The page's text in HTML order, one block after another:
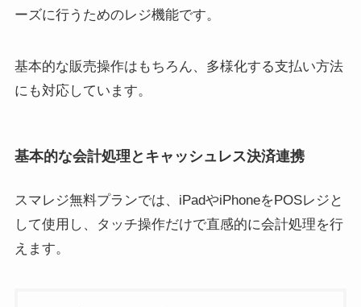
ーズに行うためのレジ機能です。
基本的な販売操作はもちろん、多様化する支払い方法
にも対応しています。
基本的な会計処理とキャッシュレス決済連携
スマレジ無料プランでは、iPadやiPhoneをPOSレジと
して使用し、タッチ操作だけで直感的に会計処理を行
えます。